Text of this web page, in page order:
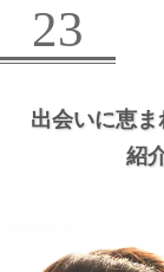
23
出会いに恵ま
紹